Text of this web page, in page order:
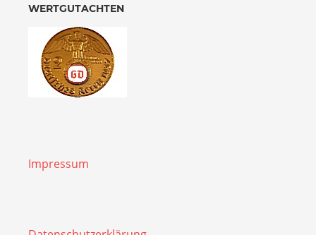
WERTGUTACHTEN
Impressum